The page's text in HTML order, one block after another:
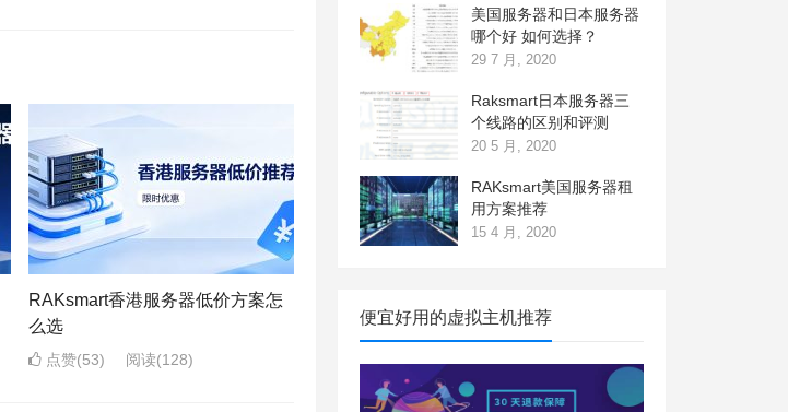
RAKsmart香港服务器低价方案怎
么选
点赞(53) 阅读(128)
美国服务器和日本服务器
哪个好 如何选择？
29 7 月, 2020
Raksmart日本服务器三
个线路的区别和评测
20 5 月, 2020
RAKsmart美国服务器租
用方案推荐
15 4 月, 2020
便宜好用的虚拟主机推荐